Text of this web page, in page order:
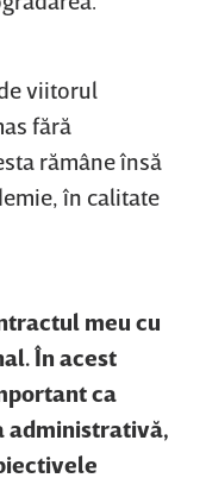
viitorul
fără
rămâne însă
în calitate
meu cu
În acest
ca
administrativă,